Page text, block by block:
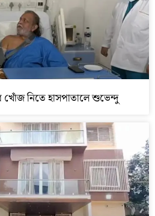
খোঁজ নিতে হাসপাতালে শুভেন্দু